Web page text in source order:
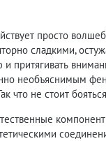
просто
сладкими,
необъяснимым
не стоит